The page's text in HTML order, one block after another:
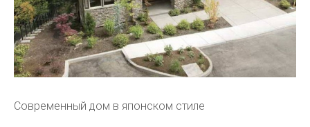
Современный дом в японском стиле